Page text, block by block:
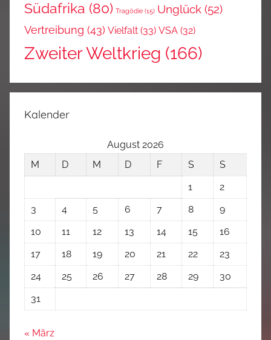
Südafrika (80) Tragödie (15) Unglück (52)
Vertreibung (43) Vielfalt (33) VSA (32)
Zweiter Weltkrieg (166)
Kalender
August 2026
M
D M D F S
S
1
2
3
4 5 6 7 8
9
10
11 12 13 14 15
16
17
18 19 20 21 22
23
24
25 26 27 28 29
30
31
« März